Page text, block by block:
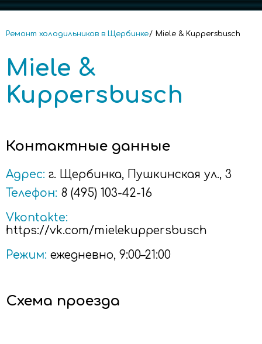
Ремонт холодильников в Щербинке Miele & Kuppersbusch
Miele &
Kuppersbusch
Схема проезда
Контактные данные
Адрес: г. Щербинка, Пушкинская ул., 3
Телефон: 8 (495) 103-42-16
Vkontakte:
https://vk.com/mielekuppersbusch
Режим: ежедневно, 9:00–21:00